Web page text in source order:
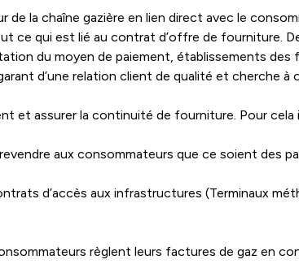
la chaîne gazière en lien direct avec le
ce qui est lié au contrat d’offre de fourniture.
du moyen de paiement, établissements des
d’une relation client de qualité et cherche à
et assurer la continuité de fourniture. Pour cela
aux consommateurs que ce soient des
d’accès aux infrastructures (Terminaux
règlent leurs factures de gaz en